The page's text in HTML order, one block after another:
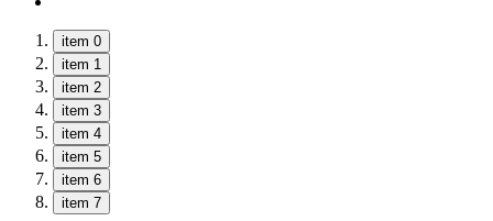
item 0
item 1
item 2
item 3
item 4
item 5
item 6
item 7